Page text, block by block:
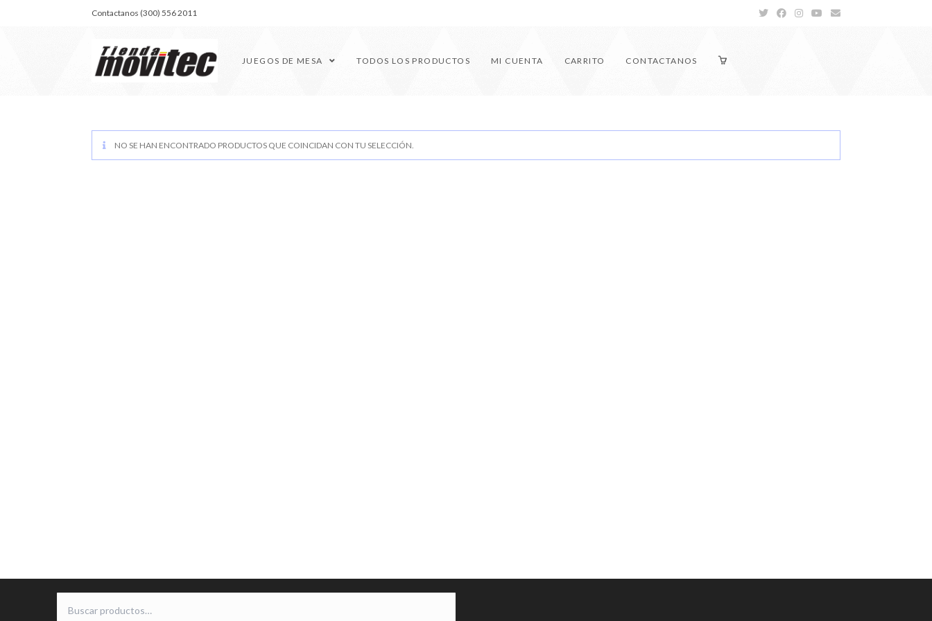
Contactanos (300) 556 2011
JUEGOS DE MESA TODOS LOS PRODUCTOS MI CUENTA CARRITO CONTACTANOS
NO SE HAN ENCONTRADO PRODUCTOS QUE COINCIDAN CON TU SELECCIÓN.